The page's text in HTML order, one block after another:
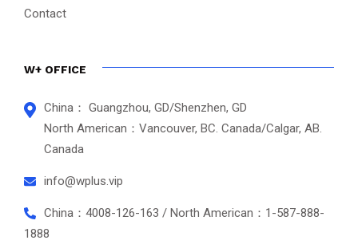
Contact
W+ OFFICE
China： Guangzhou, GD/Shenzhen, GD
North American：Vancouver, BC. Canada/Calgar, AB.
Canada
info@wplus.vip
China：4008-126-163 / North American：1-587-888-
1888